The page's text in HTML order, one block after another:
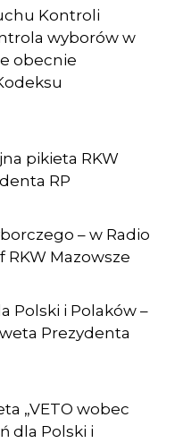
Kontroli
wyborów w
obecnie
pikieta RKW
RP
– w Radio
RKW Mazowsze
Polski i Polaków –
Prezydenta
„VETO wobec
dla Polski i